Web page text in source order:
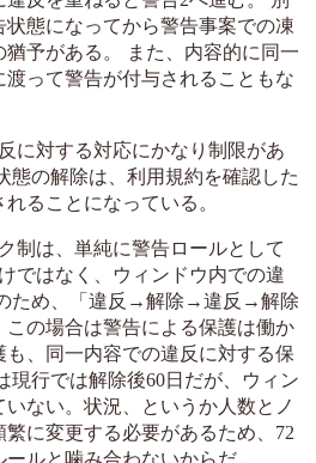
態になってから警告事案での凍
予がある。 また、内容的に同一
って警告が付与されることもな
に対する対応にかなり制限があ
態の解除は、利用規約を確認した
ることになっている。
制は、単純に警告ロールとして
ではなく、ウィンドウ内での違
ため、「違反→解除→違反→解除
の場合は警告による保護は働か
も、同一内容での違反に対する保
現行では解除後60日だが、ウィン
いない。状況、というか人数とノ
に変更する必要があるため、72